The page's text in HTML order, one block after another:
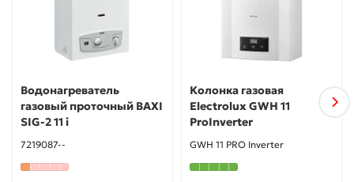
Водонагреватель
газовый проточный BAXI
SIG-2 11 i
7219087--
Колонка газовая
Electrolux GWH 11
ProInverter
GWH 11 PRO Inverter